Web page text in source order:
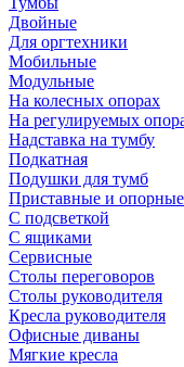
Двойные
Для оргтехники
Мобильные
Модульные
На колесных опорах
На регулируемых
Надставка на тумбу
Подкатная
Подушки для тумб
Приставные и опорные
С подсветкой
С ящиками
Сервисные
Столы переговоров
Столы руководителя
Кресла руководителя
Офисные диваны
Мягкие кресла